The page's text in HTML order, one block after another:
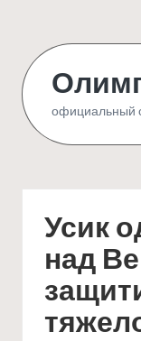
content
официальный
Усик
над